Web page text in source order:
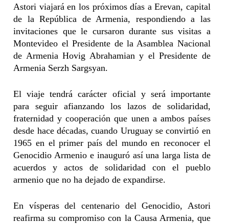
Astori viajará en los próximos días a Erevan, capital
de la República de Armenia, respondiendo a las
invitaciones que le cursaron durante sus visitas a
Montevideo el Presidente de la Asamblea Nacional
de Armenia Hovig Abrahamian y el Presidente de
Armenia Serzh Sargsyan.
El viaje tendrá carácter oficial y será importante
para seguir afianzando los lazos de solidaridad,
fraternidad y cooperación que unen a ambos países
desde hace décadas, cuando Uruguay se convirtió en
1965 en el primer país del mundo en reconocer el
Genocidio Armenio e inauguró así una larga lista de
acuerdos y actos de solidaridad con el pueblo
armenio que no ha dejado de expandirse.
En vísperas del centenario del Genocidio, Astori
reafirma su compromiso con la Causa Armenia, que